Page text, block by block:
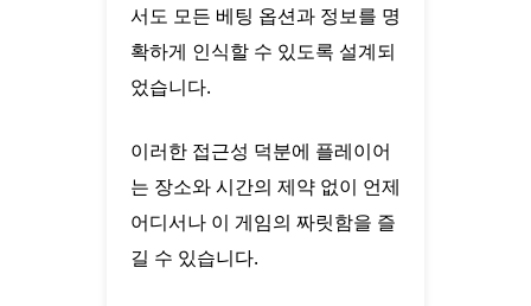
서도 모든 베팅 옵션과 정보를 명
확하게 인식할 수 있도록 설계되
었습니다.
이러한 접근성 덕분에 플레이어
는 장소와 시간의 제약 없이 언제
어디서나 이 게임의 짜릿함을 즐
길 수 있습니다.